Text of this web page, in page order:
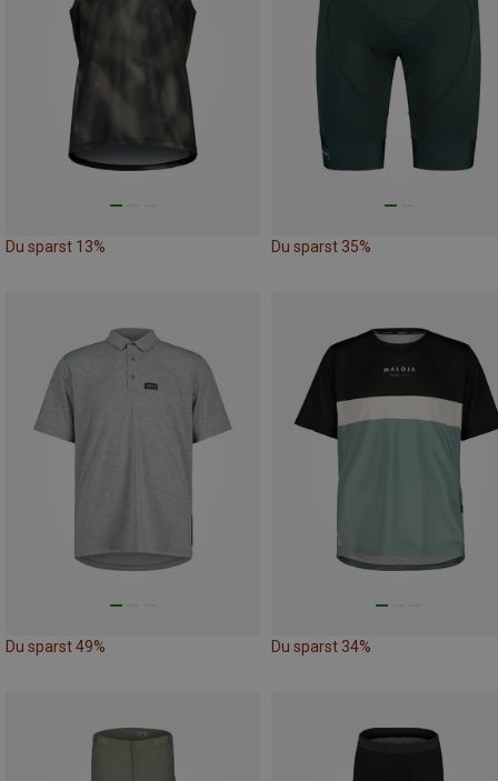
Du sparst 13% Du sparst 35%
Du sparst 49% Du sparst 34%